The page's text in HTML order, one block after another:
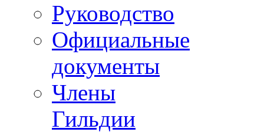
Руководство
Официальные
документы
Члены
Гильдии